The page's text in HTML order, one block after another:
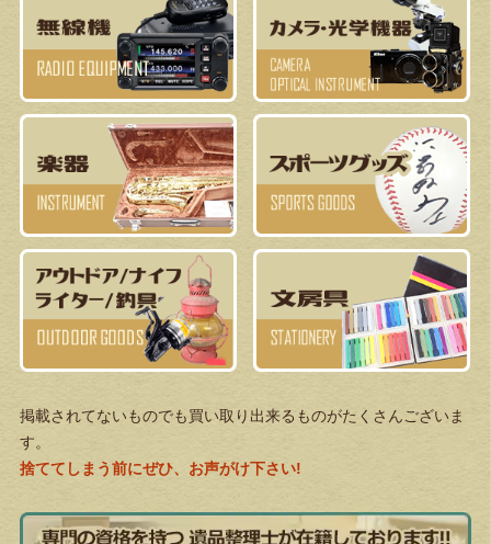
掲載されてないものでも買い取り出来るものがたくさんございま
す。
捨ててしまう前にぜひ、お声がけ下さい!